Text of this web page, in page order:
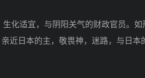
适宜，与阴阳关气的财政官员。如
日本的主，敬畏神，迷路，与日本